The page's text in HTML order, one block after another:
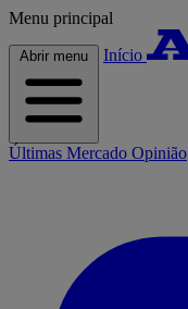
Menu principal
Abrir menu Início
Últimas Mercado Opinião